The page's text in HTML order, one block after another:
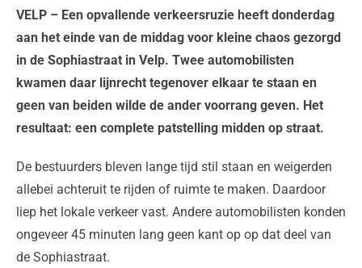
VELP – Een opvallende verkeersruzie heeft donderdag
aan het einde van de middag voor kleine chaos gezorgd
in de Sophiastraat in Velp. Twee automobilisten
kwamen daar lijnrecht tegenover elkaar te staan en
geen van beiden wilde de ander voorrang geven. Het
resultaat: een complete patstelling midden op straat.
De bestuurders bleven lange tijd stil staan en weigerden
allebei achteruit te rijden of ruimte te maken. Daardoor
liep het lokale verkeer vast. Andere automobilisten konden
ongeveer 45 minuten lang geen kant op op dat deel van
de Sophiastraat.